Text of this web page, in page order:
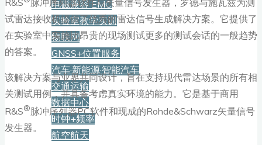
电磁兼容 EMC
实验室教学实训
物联网
GNSS+位置服务
汽车·新能源·智能汽车
交通运输
数据中心
时钟+频率
航空航天
试雷达接收机提供了优秀的雷达信号生成解决方案。它提供了
在实验室中实施比昂贵的现场测试更多的测试会话的一般趋势
的答案。
该解决方案与业界共同设计，旨在支持现代雷达场景的所有相
关测试用例，并具备考虑真实环境的能力。它是基于商用
R&S®脉冲序列器PC软件和现成的Rohde&Schwarz矢量信号
发生器。